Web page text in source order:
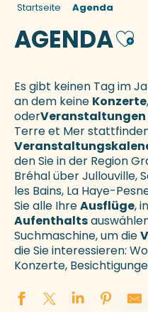
Startseite Agenda
AGENDA
Es gibt keinen Tag im
an dem keine Konzerte,
oderVeranstaltungen
Terre et Mer
den Sie in der Region
Bréhal über Jullouville,
les Bains, La Haye-
Sie alle IhreAusflüge,
Aufenthalts
Suchmaschine, um die
die Sie interessieren:
Konzerte,